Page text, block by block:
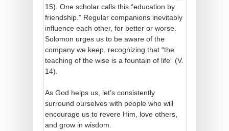
15). One scholar calls this “education by
friendship.” Regular companions inevitably
influence each other, for better or worse.
Solomon urges us to be aware of the
company we keep, recognizing that “the
teaching of the wise is a fountain of life” (V.
14).
As God helps us, let’s consistently
surround ourselves with people who will
encourage us to revere Him, love others,
and grow in wisdom.